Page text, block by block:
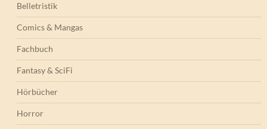
Belletristik
Comics & Mangas
Fachbuch
Fantasy & SciFi
Hörbücher
Horror